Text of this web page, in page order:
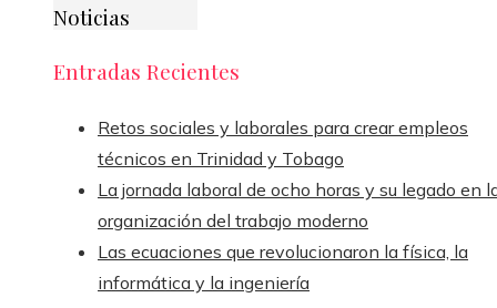
Noticias
Entradas Recientes
Retos sociales y laborales para crear empleos
técnicos en Trinidad y Tobago
La jornada laboral de ocho horas y su legado en
organización del trabajo moderno
Las ecuaciones que revolucionaron la física, la
informática y la ingeniería